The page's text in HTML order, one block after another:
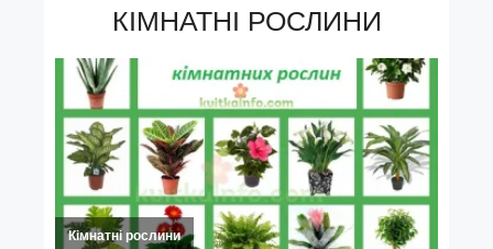
КІМНАТНІ РОСЛИНИ